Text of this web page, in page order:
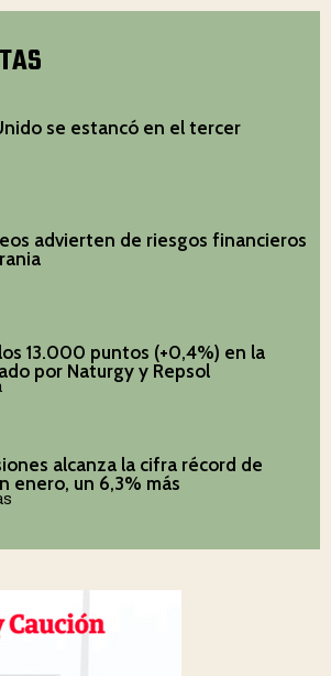
se estancó en el tercer
advierten de riesgos financieros
13.000 puntos (+0,4%) en la
por Naturgy y Repsol
alcanza la cifra récord de
enero, un 6,3% más